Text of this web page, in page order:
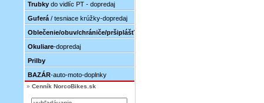
Trubky do vidlíc PT - dopredaj
Guferá / tesniace krúžky-dopredaj
Oblečenie/obuv/chrániče/pršiplášť
Okuliare-dopredaj
Prilby
BAZÁR-auto-moto-doplnky
» Cenník NorcoBikes.sk